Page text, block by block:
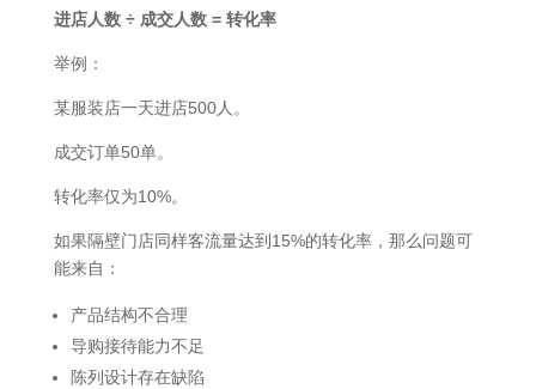
进店人数 ÷ 成交人数 = 转化率
举例：
某服装店一天进店500人。
成交订单50单。
转化率仅为10%。
如果隔壁门店同样客流量达到15%的转化率，那么问题可
能来自：
产品结构不合理
导购接待能力不足
陈列设计存在缺陷